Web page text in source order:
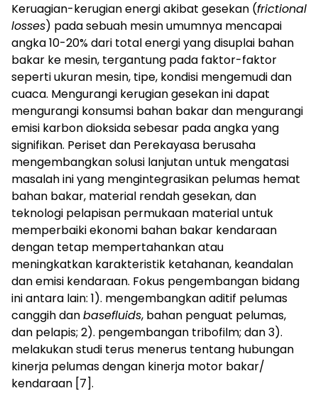
Keruagian-kerugian energi akibat gesekan (frictional
losses) pada sebuah mesin umumnya mencapai
angka 10-20% dari total energi yang disuplai bahan
bakar ke mesin, tergantung pada faktor-faktor
seperti ukuran mesin, tipe, kondisi mengemudi dan
cuaca. Mengurangi kerugian gesekan ini dapat
mengurangi konsumsi bahan bakar dan mengurangi
emisi karbon dioksida sebesar pada angka yang
signifikan. Periset dan Perekayasa berusaha
mengembangkan solusi lanjutan untuk mengatasi
masalah ini yang mengintegrasikan pelumas hemat
bahan bakar, material rendah gesekan, dan
teknologi pelapisan permukaan material untuk
memperbaiki ekonomi bahan bakar kendaraan
dengan tetap mempertahankan atau
meningkatkan karakteristik ketahanan, keandalan
dan emisi kendaraan. Fokus pengembangan bidang
ini antara lain: 1). mengembangkan aditif pelumas
canggih danbasefluids, bahan penguat pelumas,
dan pelapis; 2). pengembangan tribofilm; dan 3).
melakukan studi terus menerus tentang hubungan
kinerja pelumas dengan kinerja motor bakar/
kendaraan [7].